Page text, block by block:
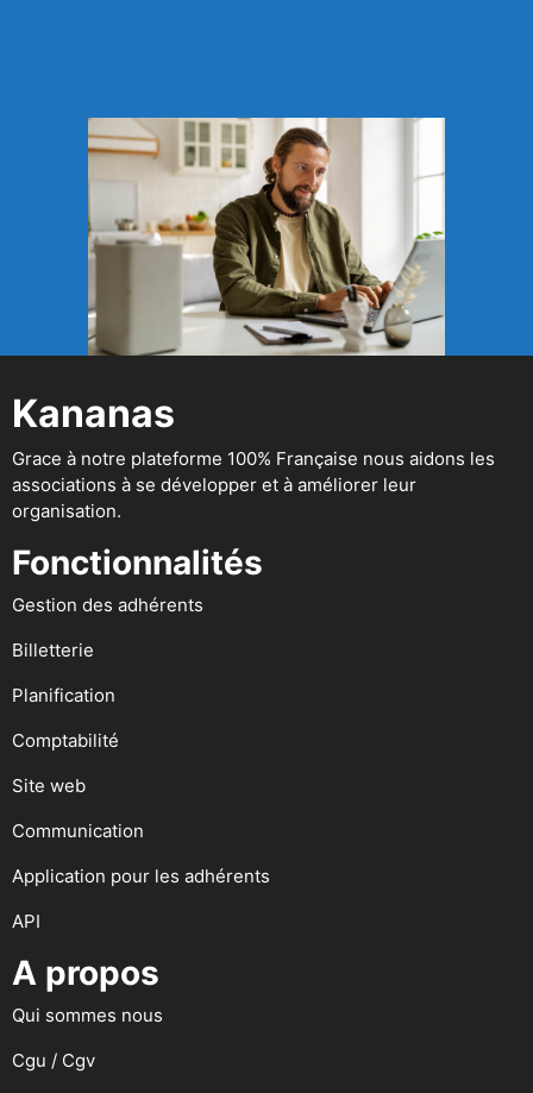
Kananas
Grace à notre plateforme 100% Française nous aidons les
associations à se développer et à améliorer leur
organisation.
Fonctionnalités
Gestion des adhérents
Billetterie
Planification
Comptabilité
Site web
Communication
Application pour les adhérents
API
A propos
Qui sommes nous
Cgu / Cgv